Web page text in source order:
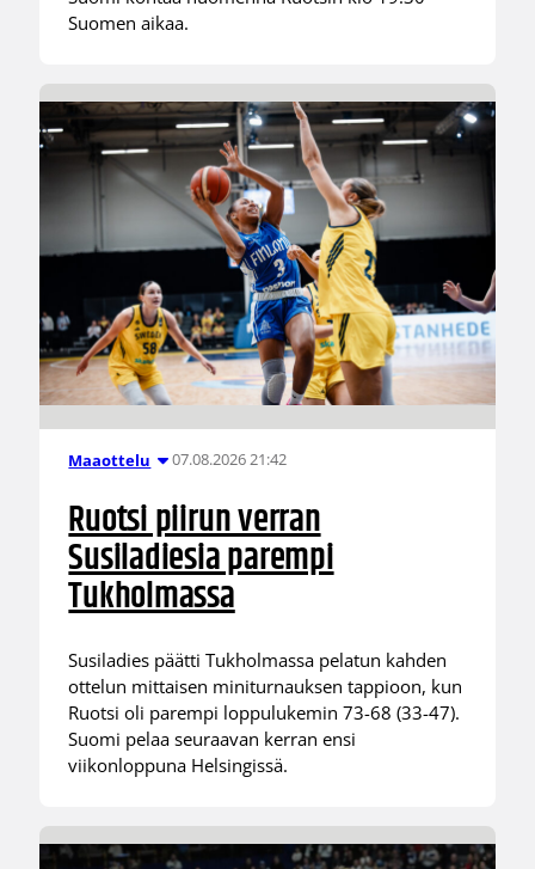
Suomen aikaa.
Maaottelu 07.08.2026 21:42
Ruotsi piirun verran
Susiladiesia parempi
Tukholmassa
Susiladies päätti Tukholmassa pelatun kahden
ottelun mittaisen miniturnauksen tappioon, kun
Ruotsi oli parempi loppulukemin 73-68 (33-47).
Suomi pelaa seuraavan kerran ensi
viikonloppuna Helsingissä.